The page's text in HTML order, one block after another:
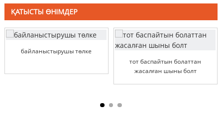
ҚАТЫСТЫ ӨНІМДЕР
байланыстырушы төлке
тот баспайтын болаттан
жасалған шыны болт